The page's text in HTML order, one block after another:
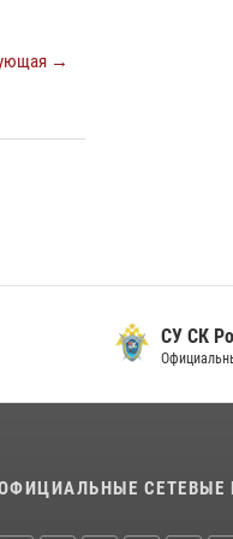
→
СУ СК
СЕТЕВЫЕ